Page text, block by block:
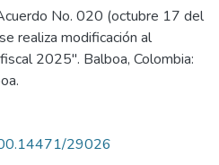
No. 020 (octubre 17 del
realiza modificación al
2025". Balboa, Colombia:
29026